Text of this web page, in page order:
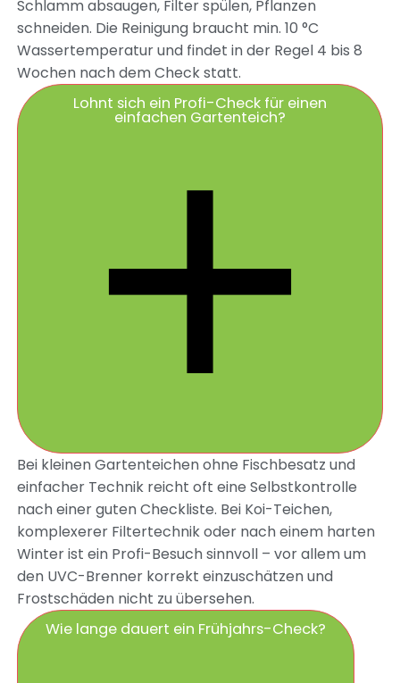
Schlamm absaugen, Filter spülen, Pflanzen
schneiden. Die Reinigung braucht min. 10 °C
Wassertemperatur und findet in der Regel 4 bis 8
Wochen nach dem Check statt.
Lohnt sich ein Profi-Check für einen
einfachen Gartenteich?
Bei kleinen Gartenteichen ohne Fischbesatz und
einfacher Technik reicht oft eine Selbstkontrolle
nach einer guten Checkliste. Bei Koi-Teichen,
komplexerer Filtertechnik oder nach einem harten
Winter ist ein Profi-Besuch sinnvoll – vor allem um
den UVC-Brenner korrekt einzuschätzen und
Frostschäden nicht zu übersehen.
Wie lange dauert ein Frühjahrs-Check?